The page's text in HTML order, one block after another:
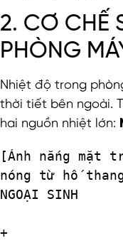
2. CƠ CHẾ
PHÒNG
Nhiệt độ trong
thời tiết bên ngoài.
hai nguồn nhiệt lớn:
[Ánh nắng
nóng từ hố
NGOẠI SINH
+